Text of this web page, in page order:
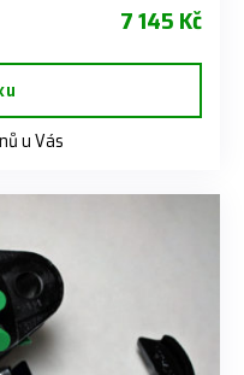
7 145 Kč
u Vás